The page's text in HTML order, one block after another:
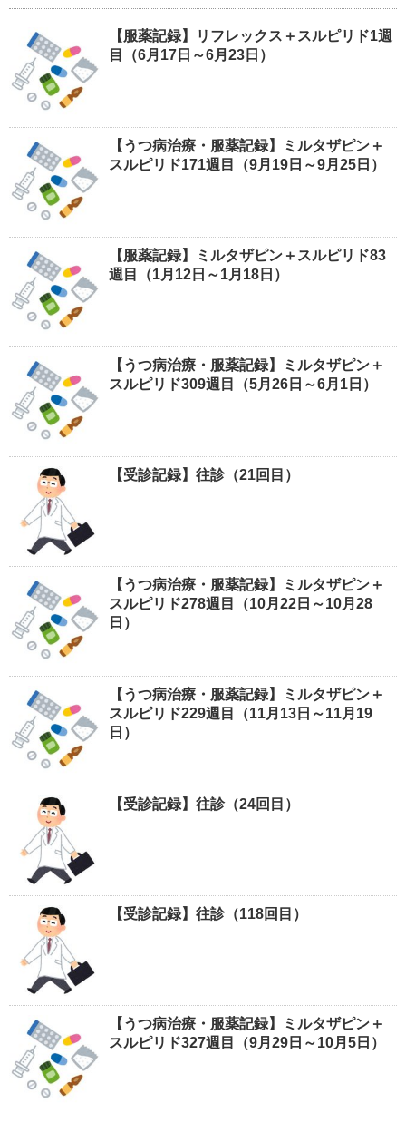
【服薬記録】リフレックス＋スルピリド1週
目（6月17日～6月23日）
【うつ病治療・服薬記録】ミルタザピン＋
スルピリド171週目（9月19日～9月25日）
【服薬記録】ミルタザピン＋スルピリド83
週目（1月12日～1月18日）
【うつ病治療・服薬記録】ミルタザピン＋
スルピリド309週目（5月26日～6月1日）
【受診記録】往診（21回目）
【うつ病治療・服薬記録】ミルタザピン＋
スルピリド278週目（10月22日～10月28
日）
【うつ病治療・服薬記録】ミルタザピン＋
スルピリド229週目（11月13日～11月19
日）
【受診記録】往診（24回目）
【受診記録】往診（118回目）
【うつ病治療・服薬記録】ミルタザピン＋
スルピリド327週目（9月29日～10月5日）